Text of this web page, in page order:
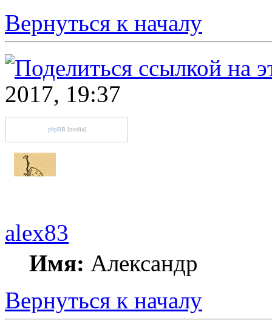
Вернуться к началу
2017, 19:37
phpBB [media]
alex83
Имя: Александр
Вернуться к началу